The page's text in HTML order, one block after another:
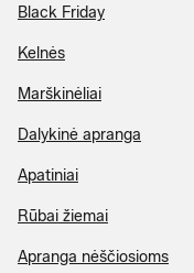
Black Friday
Kelnės
Marškinėliai
Dalykinė apranga
Apatiniai
Rūbai žiemai
Apranga nėščiosioms